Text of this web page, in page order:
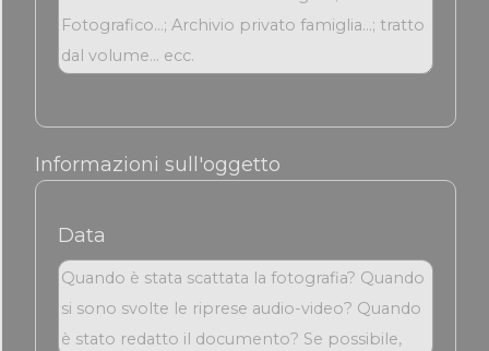
Informazioni sull'oggetto
Data